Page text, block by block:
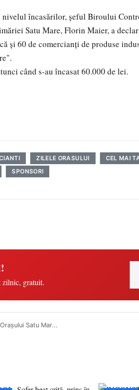
nivelul încasărilor, şeful Biroului
Satu Mare, Florin Maier, a
şi 60 de comercianţi de produse
când s-au încasat 60.000 de lei.
ZILELE ORASULUI
CEL MAI
SPONSORI
zilnic, gratuit.
Satu Mar...